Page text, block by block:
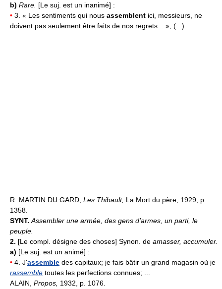
b) Rare. [Le suj. est un inanimé] :
• 3. « Les sentiments qui nous assemblent ici, messieurs, ne
doivent pas seulement être faits de nos regrets... », (...).
R. MARTIN DU GARD, Les Thibault, La Mort du père, 1929, p.
1358.
SYNT. Assembler une armée, des gens d'armes, un parti, le
peuple.
2. [Le compl. désigne des choses] Synon. de amasser, accumuler.
a) [Le suj. est un animé] :
• 4. J'assemble des capitaux; je fais bâtir un grand magasin où je
rassemble toutes les perfections connues; ...
ALAIN, Propos, 1932, p. 1076.